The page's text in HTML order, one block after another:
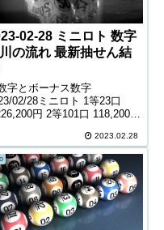
02-28 ミニロト 数字
の流れ 最新抽せん結
字とボーナス数字
02/28ミニロト 1等23口
円 2等101口 118,200円
1,000円 ＊抽せんの結果は最
に発売元の発表のものと照
て下...
2023.02.28